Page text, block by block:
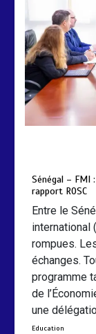
Sénégal – FMI
rapport ROSC
Entre le
international
rompues.
échanges.
programme
de
une
Education